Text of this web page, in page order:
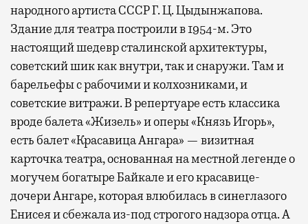
народного артиста СССР Г. Ц. Цыдынжапова.
Здание для театра построили в 1954-м. Это
настоящий шедевр сталинской архитектуры,
советский шик как внутри, так и снаружи. Там и
барельефы с рабочими и колхозниками, и
советские витражи. В репертуаре есть классика
вроде балета «Жизель» и оперы «Князь Игорь»,
есть балет «Красавица Ангара» — визитная
карточка театра, основанная на местной легенде о
могучем богатыре Байкале и его красавице-
дочери Ангаре, которая влюбилась в синеглазого
Енисея и сбежала из-под строгого надзора отца. А